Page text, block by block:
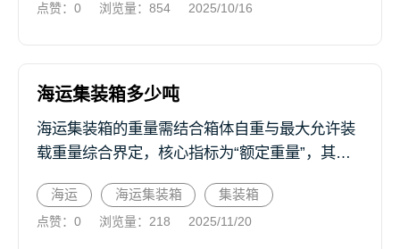
点赞：0 浏览量：854 2025/10/16
海运集装箱多少吨
海运集装箱的重量需结合箱体自重与最大允许装
载重量综合界定，核心指标为“额定重量”，其数
标准箱（20GP）自重约2.2-2.5吨，最大允许总重
通常为24吨...
海运 海运集装箱 集装箱
点赞：0 浏览量：218 2025/11/20